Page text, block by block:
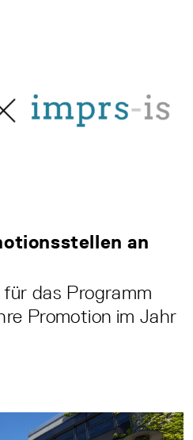
an
das Programm
Promotion im Jahr